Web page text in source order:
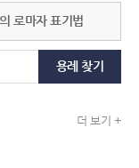
로마자 표기법
용례 찾기
더 보기 +